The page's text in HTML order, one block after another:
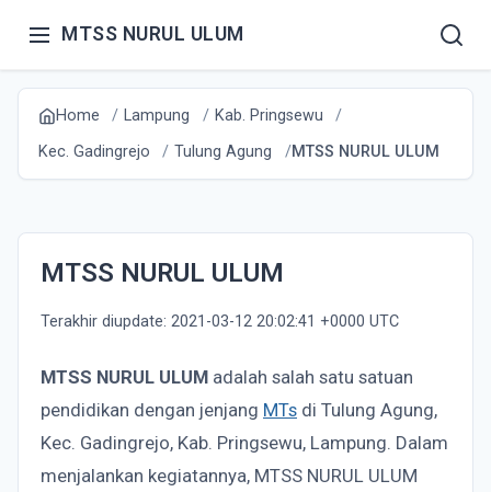
MTSS NURUL ULUM
Home Lampung
Kab. Pringsewu
Kec. Gadingrejo
Tulung Agung MTSS NURUL ULUM
MTSS NURUL ULUM
Terakhir diupdate: 2021-03-12 20:02:41 +0000 UTC
MTSS NURUL ULUM adalah salah satu satuan
pendidikan dengan jenjang MTs di Tulung Agung,
Kec. Gadingrejo, Kab. Pringsewu, Lampung. Dalam
menjalankan kegiatannya, MTSS NURUL ULUM